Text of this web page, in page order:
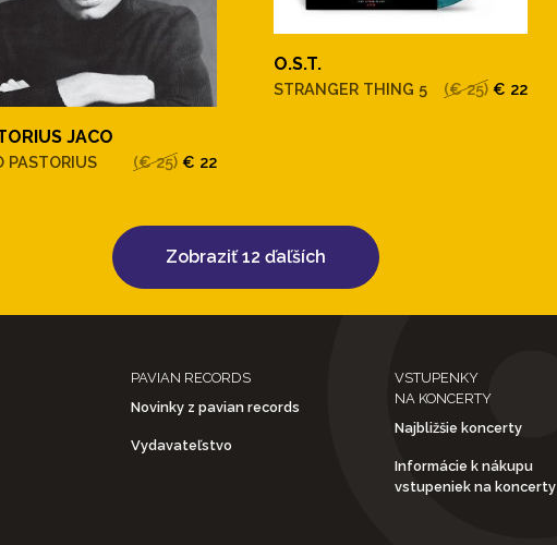
JACO
PASTORIUS (€ 25) € 22
O.S.T.
STRANGER THING 5 (€ 25) € 22
Zobraziť 12 ďaľších
PAVIAN RECORDS
Novinky z pavian records
Vydavateľstvo
VSTUPENKY
NA KONCERTY
Najbližšie koncerty
Informácie k nákupu
vstupeniek na koncerty